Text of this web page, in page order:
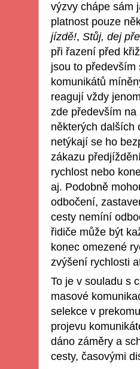
výzvy chápe sám
platnost pouze
jízdě!, Stůj, dej
při řazení před
jsou to především
komunikátů
reagují vždy
zde především
některých dalších
netýkají se ho
zákazu
rychlost nebo
aj. Podobně
odbočení,
cesty nemíní
řidiče může být
konec omezené
zvýšení rychlosti
To je v souladu s
masové
selekce v
projevu
dáno záměry a
cesty, časovými